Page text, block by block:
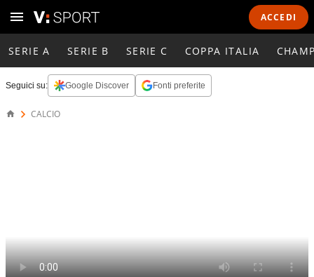
ACCEDI
SERIE A SERIE B SERIE C COPPA ITALIA
Seguici su: Google Discover Fonti preferite
CALCIO